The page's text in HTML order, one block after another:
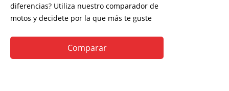
diferencias? Utiliza nuestro comparador de
motos y decidete por la que más te guste
Comparar